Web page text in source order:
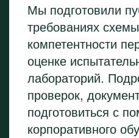
Мы подготовили
требованиях
компетентности
оценке
лабораторий.
проверок,
подготовиться с
корпоративного